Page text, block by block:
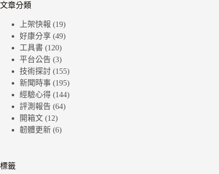
文章分類
上架快報 (19)
好康分享 (49)
工具書 (120)
平台公告 (3)
技術探討 (155)
新聞時事 (195)
經驗心得 (144)
評測報告 (64)
開箱文 (12)
韌體更新 (6)
標籤